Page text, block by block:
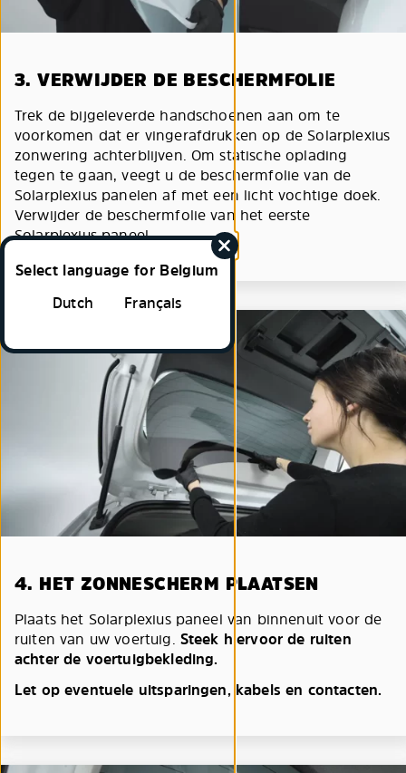
Select language for Belgium
Dutch
Français
3. VERWIJDER DE BESCHERMFOLIE
Trek de bijgeleverde handschoenen aan om te
voorkomen dat er vingerafdrukken op de Solarplexius
zonwering achterblijven. Om statische oplading
tegen te gaan, veegt u de beschermfolie van de
Solarplexius panelen af met een licht vochtige doek.
Verwijder de beschermfolie van het eerste
Solarplexius paneel.
4. HET ZONNESCHERM PLAATSEN
Plaats het Solarplexius paneel van binnenuit voor de
ruiten van uw voertuig. Steek hiervoor de ruiten
achter de voertuigbekleding.
Let op eventuele uitsparingen, kabels en contacten.